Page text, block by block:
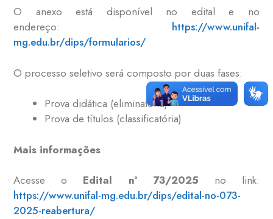
O anexo está disponível no edital e no
endereço: https://www.unifal-
mg.edu.br/dips/formularios/
O processo seletivo será composto por duas fases:
Prova didática (eliminatória)
Prova de títulos (classificatória)
Mais informações
Acesse o Edital nº 73/2025 no link:
https://www.unifal-mg.edu.br/dips/edital-no-073-
2025-reabertura/